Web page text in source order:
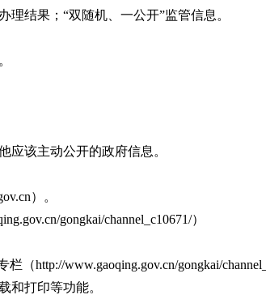
结果；“双随机、一公开”监管信息。
应该主动公开的政府信息。
）。
gongkai/channel_c10671/）
http://www.gaoqing.gov.cn/gongkai/
和打印等功能。